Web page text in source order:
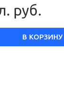
руб.
В КОРЗИНУ